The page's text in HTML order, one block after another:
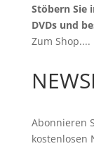
Stöbern Sie
DVDs und
Zum Shop....
Abonnieren
kostenlosen